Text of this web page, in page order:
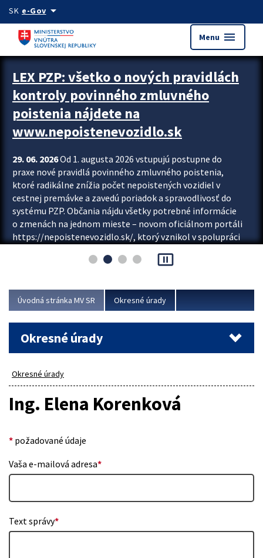
Preskocit na hlavný obsah
SK e-Govarrow_drop_down
Menu menu
Zastavit automatický posun upútavok
LEX PZP: všetko o nových pravidlách
kontroly povinného zmluvného
poistenia nájdete na
www.nepoistenevozidlo.sk
29. 06. 2026Od 1. augusta 2026 vstupujú postupne do
praxe nové pravidlá povinného zmluvného poistenia,
ktoré radikálne znížia počet nepoistených vozidiel v
cestnej premávke a zavedú poriadok a spravodlivosť do
systému PZP. Občania nájdu všetky potrebné informácie
o zmenách na jednom mieste – novom oficiálnom portáli
https://nepoistenevozidlo.sk/, ktorý vznikol v spolupráci
asociácie poisťovní (SLASPO) a Ministerstva vnútra SR.
Viac
pause_presentation
Úvodná stránka MV SR Okresné úrady
Okresné úrady
Okresné úrady
Ing. Elena Korenková
* požadované údaje
Vaša e-mailová adresa*
Text správy*